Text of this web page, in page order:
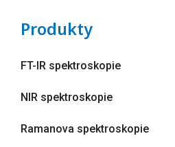
Produkty
FT-IR spektroskopie
NIR spektroskopie
Ramanova spektroskopie